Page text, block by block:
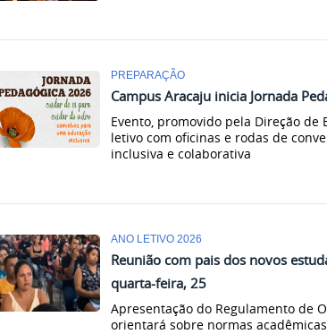
PREPARAÇÃO
Campus Aracaju inicia Jornada
Evento, promovido pela Direção de
letivo com oficinas e rodas de
inclusiva e colaborativa
ANO LETIVO 2026
Reunião com pais dos novos
quarta-feira, 25
Apresentação do Regulamento de
orientará sobre normas